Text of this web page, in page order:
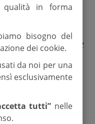
fusione
qualità in forma
bisogno del
dei cookie.
da noi per una
esclusivamente
tutti” nelle